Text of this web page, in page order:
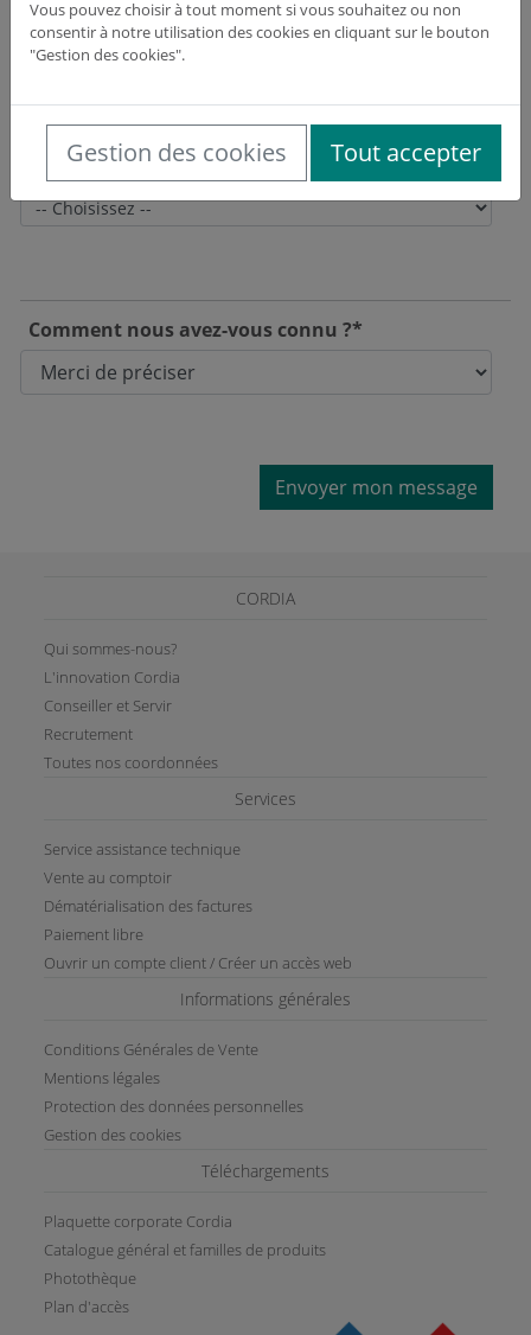
Comment nous avez-vous connu ?*
Envoyer mon message
CORDIA
Qui sommes-nous?
L'innovation Cordia
Conseiller et Servir
Recrutement
Toutes nos coordonnées
Services
Service assistance technique
Vente au comptoir
Dématérialisation des factures
Paiement libre
Ouvrir un compte client / Créer un accès web
Informations générales
Conditions Générales de Vente
Mentions légales
Protection des données personnelles
Gestion des cookies
Téléchargements
Plaquette corporate Cordia
Catalogue général et familles de produits
Photothèque
Plan d'accès
Vous pouvez choisir à tout moment si vous souhaitez ou non
consentir à notre utilisation des cookies en cliquant sur le bouton
"Gestion des cookies".
Gestion des cookies Tout accepter